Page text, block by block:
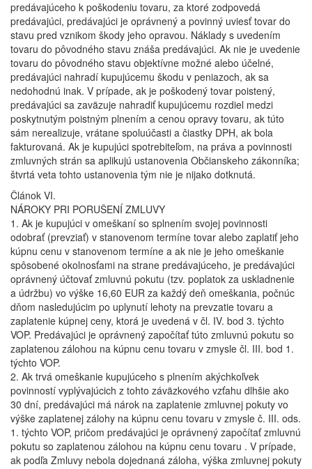
predávajúceho k poškodeniu tovaru, za ktoré zodpovedá
predávajúci, predávajúci je oprávnený a povinný uviesť tovar do
stavu pred vznikom škody jeho opravou. Náklady s uvedením
tovaru do pôvodného stavu znáša predávajúci. Ak nie je uvedenie
tovaru do pôvodného stavu objektívne možné alebo účelné,
predávajúci nahradí kupujúcemu škodu v peniazoch, ak sa
nedohodnú inak. V prípade, ak je poškodený tovar poistený,
predávajúci sa zaväzuje nahradiť kupujúcemu rozdiel medzi
poskytnutým poistným plnením a cenou opravy tovaru, ak túto
sám nerealizuje, vrátane spoluúčasti a čiastky DPH, ak bola
fakturovaná. Ak je kupujúci spotrebiteľom, na práva a povinnosti
zmluvných strán sa aplikujú ustanovenia Občianskeho zákonníka;
štvrtá veta tohto ustanovenia tým nie je nijako dotknutá.
Článok VI.
NÁROKY PRI PORUŠENÍ ZMLUVY
1. Ak je kupujúci v omeškaní so splnením svojej povinnosti
odobrať (prevziať) v stanovenom termíne tovar alebo zaplatiť jeho
kúpnu cenu v stanovenom termíne a ak nie je jeho omeškanie
spôsobené okolnosťami na strane predávajúceho, je predávajúci
oprávnený účtovať zmluvnú pokutu (tzv. poplatok za uskladnenie
a údržbu) vo výške 16,60 EUR za každý deň omeškania, počnúc
dňom nasledujúcim po uplynutí lehoty na prevzatie tovaru a
zaplatenie kúpnej ceny, ktorá je uvedená v čl. IV. bod 3. týchto
VOP. Predávajúci je oprávnený započítať túto zmluvnú pokutu so
zaplatenou zálohou na kúpnu cenu tovaru v zmysle čl. III. bod 1.
týchto VOP.
2. Ak trvá omeškanie kupujúceho s plnením akýchkoľvek
povinností vyplývajúcich z tohto záväzkového vzťahu dlhšie ako
30 dní, predávajúci má nárok na zaplatenie zmluvnej pokuty vo
výške zaplatenej zálohy na kúpnu cenu tovaru v zmysle č. III. ods.
1. týchto VOP, pričom predávajúci je oprávnený započítať zmluvnú
pokutu so zaplatenou zálohou na kúpnu cenu tovaru . V prípade,
ak podľa Zmluvy nebola dojednaná záloha, výška zmluvnej pokuty